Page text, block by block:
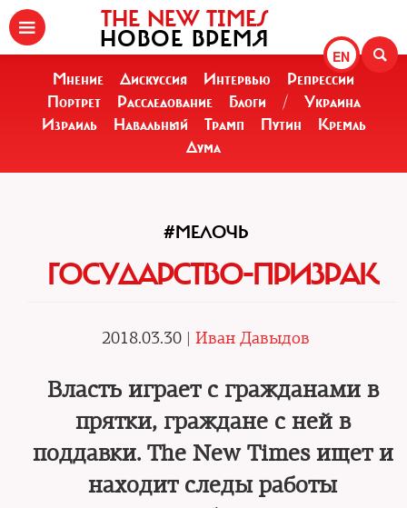
EN
THE NEW TIMES
НОВОЕ ВРЕМЯ
Мнение Дискуссия Интервью
Репрессии
Портрет
Расследование Блоги /
Украина
Израиль
Навальный Трамп Путин
Кремль
Дума
#МЕЛОЧЬ
ГОСУДАРСТВО-ПРИЗРАК
2018.03.30 | Иван Давыдов
Власть играет с гражданами в
прятки, граждане с ней в
поддавки. The New Times ищет и
находит следы работы